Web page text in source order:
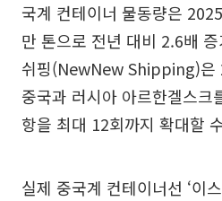
국계 컨테이너 물동량은
만 톤으로 전년 대비 2.6배
쉬핑(NewNew Shipping)은
중국과 러시아 아르한겔스크
항을 최대 12회까지 확대할
실제 중국계 컨테이너선 ‘이